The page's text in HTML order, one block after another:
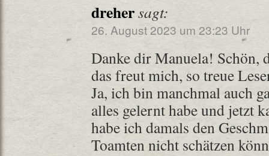
drehersagt:
26. August 2023 um 23:23 Uhr
Danke dir Manuela! Schön,
das freut mich, so treue
Ja, ich bin manchmal auch
alles gelernt habe und jetzt
habe ich damals den
Toamten nicht schätzen